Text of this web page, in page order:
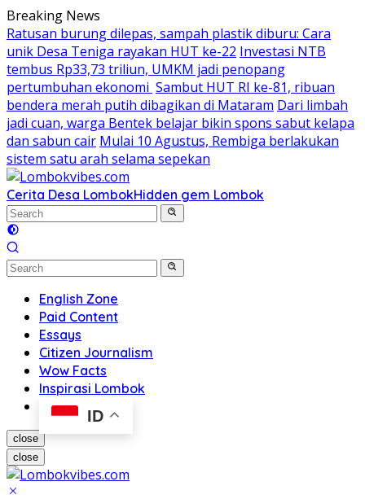
Skip
to
content
Breaking News
Ratusan burung dilepas, sampah plastik diburu: Cara
unik Desa Teniga rayakan HUT ke-22 Investasi NTB
tembus Rp33,73 triliun, UMKM jadi penopang
pertumbuhan ekonomi Sambut HUT RI ke-81, ribuan
bendera merah putih dibagikan di Mataram Dari limbah
jadi cuan, warga Bentek belajar bikin spons sabut kelapa
dan sabun cair Mulai 10 Agustus, Rembiga berlakukan
sistem satu arah selama sepekan
Cerita Desa LombokHidden gem Lombok
English Zone
Paid Content
Essays
Citizen Journalism
Wow Facts
Inspirasi Lombok
ID
close
close